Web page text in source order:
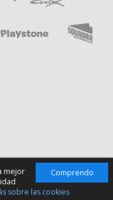
Comprendo
mejor
sobre las cookies